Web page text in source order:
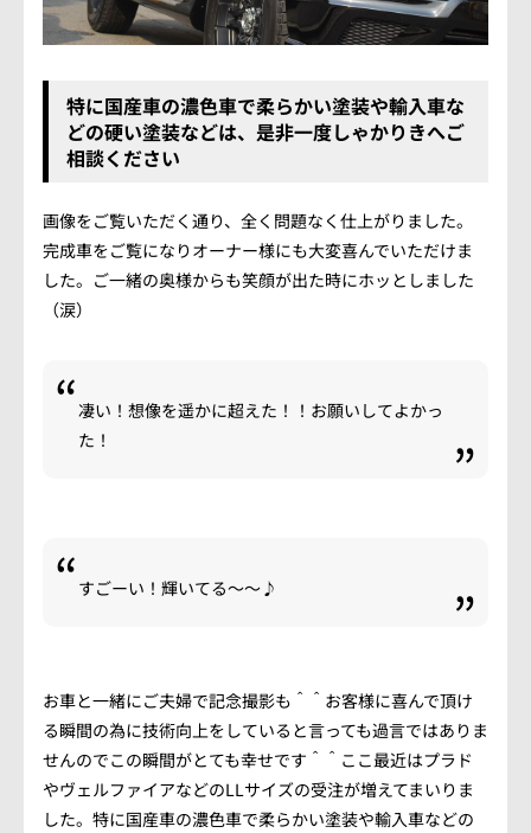
特に国産車の濃色車で柔らかい塗装や輸入車な
どの硬い塗装などは、是非一度しゃかりきへご
相談ください
画像をご覧いただく通り、全く問題なく仕上がりました。
完成車をご覧になりオーナー様にも大変喜んでいただけま
した。ご一緒の奥様からも笑顔が出た時にホッとしました
（涙）
凄い！想像を遥かに超えた！！お願いしてよかっ
た！
すごーい！輝いてる～～♪
お車と一緒にご夫婦で記念撮影も＾＾お客様に喜んで頂け
る瞬間の為に技術向上をしていると言っても過言ではありま
せんのでこの瞬間がとても幸せです＾＾ここ最近はプラド
やヴェルファイアなどのLLサイズの受注が増えてまいりま
した。特に国産車の濃色車で柔らかい塗装や輸入車などの